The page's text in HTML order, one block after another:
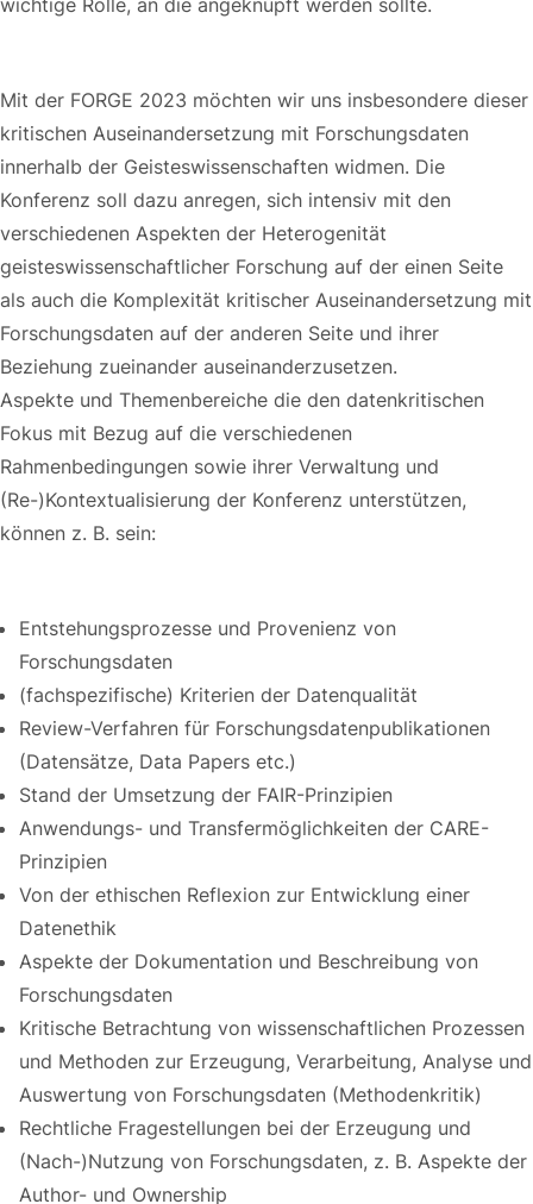
Mit der FORGE 2023 möchten wir uns insbesondere dieser
kritischen Auseinandersetzung mit Forschungsdaten
innerhalb der Geisteswissenschaften widmen. Die
Konferenz soll dazu anregen, sich intensiv mit den
verschiedenen Aspekten der Heterogenität
geisteswissenschaftlicher Forschung auf der einen Seite
als auch die Komplexität kritischer Auseinandersetzung mit
Forschungsdaten auf der anderen Seite und ihrer
Beziehung zueinander auseinanderzusetzen.
Aspekte und Themenbereiche die den datenkritischen
Fokus mit Bezug auf die verschiedenen
Rahmenbedingungen sowie ihrer Verwaltung und
(Re-)Kontextualisierung der Konferenz unterstützen,
können z. B. sein:
Entstehungsprozesse und Provenienz von
Forschungsdaten
(fachspezifische) Kriterien der Datenqualität
Review-Verfahren für Forschungsdatenpublikationen
(Datensätze, Data Papers etc.)
Stand der Umsetzung der FAIR-Prinzipien
Anwendungs- und Transfermöglichkeiten der CARE-
Prinzipien
Von der ethischen Reflexion zur Entwicklung einer
Datenethik
Aspekte der Dokumentation und Beschreibung von
Forschungsdaten
Kritische Betrachtung von wissenschaftlichen Prozessen
und Methoden zur Erzeugung, Verarbeitung, Analyse und
Auswertung von Forschungsdaten (Methodenkritik)
Rechtliche Fragestellungen bei der Erzeugung und
(Nach-)Nutzung von Forschungsdaten, z. B. Aspekte der
Author- und Ownership